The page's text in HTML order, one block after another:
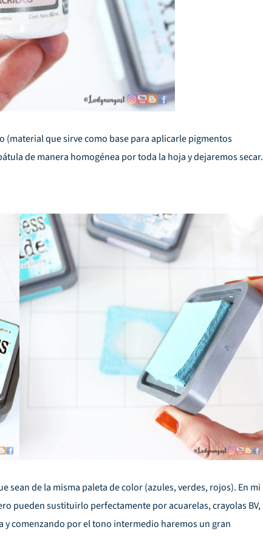
(material que sirve como base para aplicarle pigmentos
de manera homogénea por toda la hoja y dejaremos secar.
sean de la misma paleta de color (azules, verdes, rojos). En mi
pueden sustituirlo perfectamente por acuarelas,crayolas BV,
y comenzando por el tono intermedio haremos un gran